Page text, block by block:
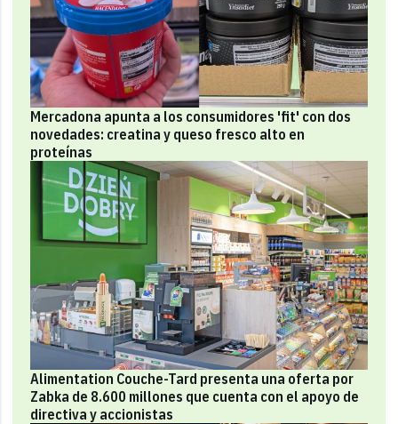
Mercadona apunta a los consumidores 'fit' con dos
novedades: creatina y queso fresco alto en
proteínas
Alimentation Couche-Tard presenta una oferta por
Zabka de 8.600 millones que cuenta con el apoyo de
directiva y accionistas